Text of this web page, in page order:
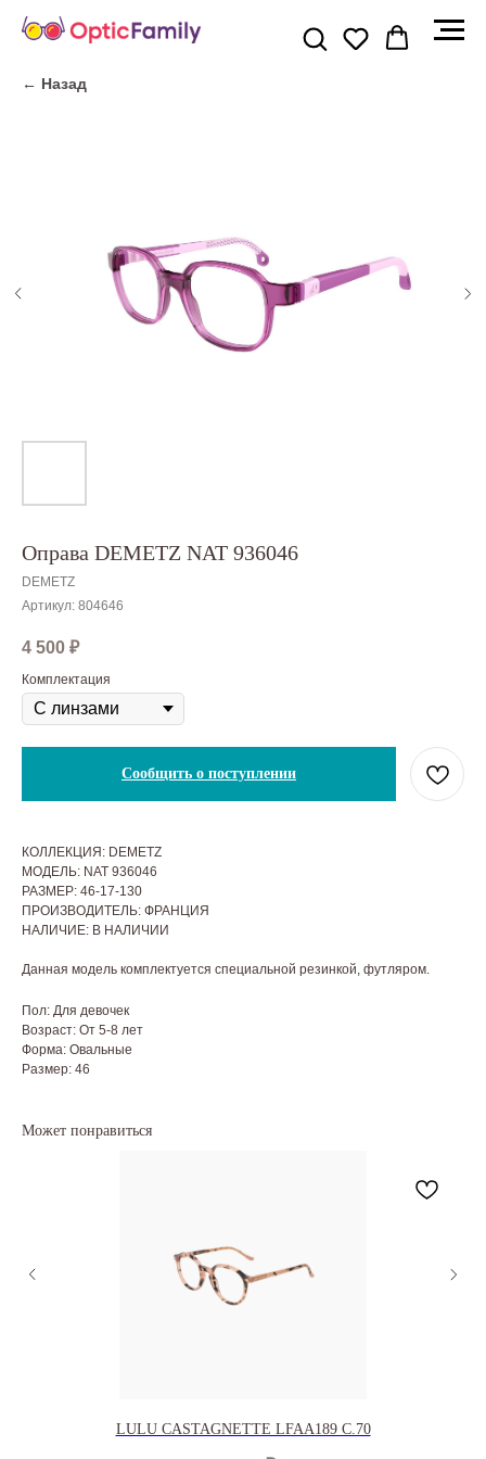
← Назад
Оправа DEMETZ NAT 936046
DEMETZ
Артикул: 804646
4 500 ₽
Комплектация
Сообщить о поступлении
КОЛЛЕКЦИЯ: DEMETZ
МОДЕЛЬ: NAT 936046
РАЗМЕР: 46-17-130
ПРОИЗВОДИТЕЛЬ: ФРАНЦИЯ
НАЛИЧИЕ: В НАЛИЧИИ
Данная модель комплектуется специальной резинкой, футляром.
Пол: Для девочек
Возраст: От 5-8 лет
Форма: Овальные
Размер: 46
Может понравиться
LULU CASTAGNETTE LFAA189 C.70